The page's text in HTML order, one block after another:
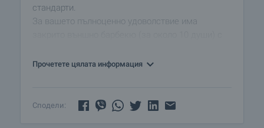
стандарти.
За вашето пълноценно удоволствие има
(вътре и вън) с панорамна гледка към
готварска печка и т.н. Освен всичко това всички
Прочетете цялата информация
Сподели: